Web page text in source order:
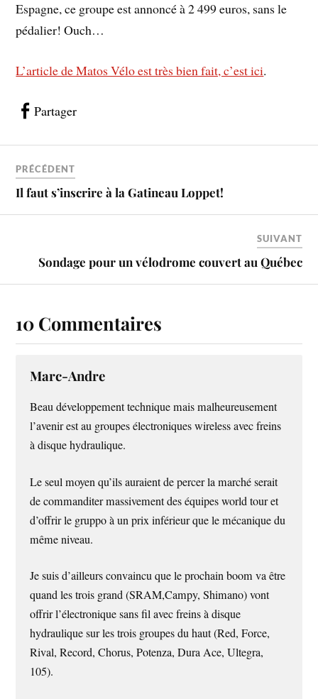
Espagne, ce groupe est annoncé à 2 499 euros, sans le
pédalier! Ouch…
L’article de Matos Vélo est très bien fait, c’est ici.
Partager
PRÉCÉDENT
Il faut s’inscrire à la Gatineau Loppet!
SUIVANT
Sondage pour un vélodrome couvert au Québec
10 Commentaires
Marc-Andre
Beau développement technique mais malheureusement
l’avenir est au groupes électroniques wireless avec freins
à disque hydraulique.
Le seul moyen qu’ils auraient de percer la marché serait
de commanditer massivement des équipes world tour et
d’offrir le gruppo à un prix inférieur que le mécanique du
même niveau.
Je suis d’ailleurs convaincu que le prochain boom va être
quand les trois grand (SRAM,Campy, Shimano) vont
offrir l’électronique sans fil avec freins à disque
hydraulique sur les trois groupes du haut (Red, Force,
Rival, Record, Chorus, Potenza, Dura Ace, Ultegra,
105).